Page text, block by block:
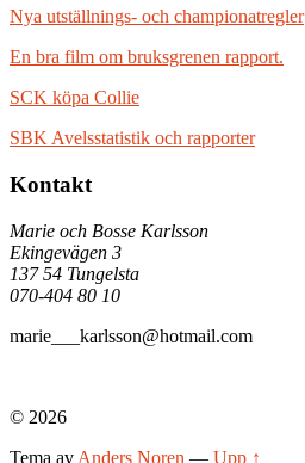
Nya utställnings- och championatregler
En bra film om bruksgrenen rapport.
SCK köpa Collie
SBK Avelsstatistik och rapporter
Kontakt
Marie och Bosse Karlsson
Ekingevägen 3
137 54 Tungelsta
070-404 80 10
marie___karlsson@hotmail.com
© 2026
Tema av Anders Noren — Upp ↑